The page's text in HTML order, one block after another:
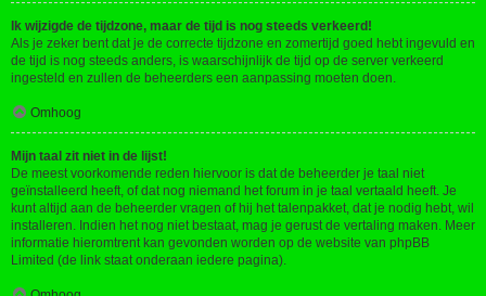
Ik wijzigde de tijdzone, maar de tijd is nog steeds verkeerd!
Als je zeker bent dat je de correcte tijdzone en zomertijd goed hebt ingevuld en
de tijd is nog steeds anders, is waarschijnlijk de tijd op de server verkeerd
ingesteld en zullen de beheerders een aanpassing moeten doen.
Omhoog
Mijn taal zit niet in de lijst!
De meest voorkomende reden hiervoor is dat de beheerder je taal niet
geïnstalleerd heeft, of dat nog niemand het forum in je taal vertaald heeft. Je
kunt altijd aan de beheerder vragen of hij het talenpakket, dat je nodig hebt, wil
installeren. Indien het nog niet bestaat, mag je gerust de vertaling maken. Meer
informatie hieromtrent kan gevonden worden op de website van phpBB
Limited (de link staat onderaan iedere pagina).